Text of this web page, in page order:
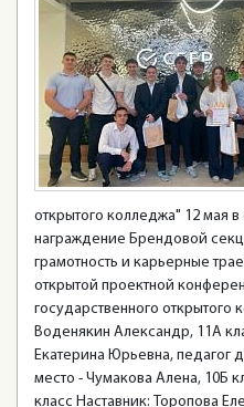
открытого колледжа" 12 мая
награждение Брендовой
грамотность и карьерные
открытой проектной
государственного открытого
Воденякин Александр, 11А
Екатерина Юрьевна, педагог
место - Чумакова Алена, 10Б
класс Наставник: Торопова